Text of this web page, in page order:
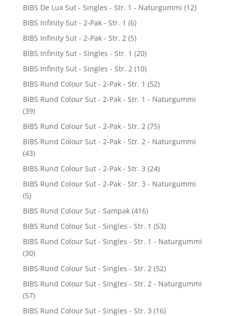
BIBS De Lux Sut - Singles - Str. 1 - Naturgummi (12)
BIBS Infinity Sut - 2-Pak - Str. 1 (6)
BIBS Infinity Sut - 2-Pak - Str. 2 (5)
BIBS Infinity Sut - Singles - Str. 1 (20)
BIBS Infinity Sut - Singles - Str. 2 (10)
BIBS Rund Colour Sut - 2-Pak - Str. 1 (52)
BIBS Rund Colour Sut - 2-Pak - Str. 1 - Naturgummi
(39)
BIBS Rund Colour Sut - 2-Pak - Str. 2 (75)
BIBS Rund Colour Sut - 2-Pak - Str. 2 - Naturgummi
(43)
BIBS Rund Colour Sut - 2-Pak - Str. 3 (24)
BIBS Rund Colour Sut - 2-Pak - Str. 3 - Naturgummi
(5)
BIBS Rund Colour Sut - Sampak (416)
BIBS Rund Colour Sut - Singles - Str. 1 (53)
BIBS Rund Colour Sut - Singles - Str. 1 - Naturgummi
(30)
BIBS Rund Colour Sut - Singles - Str. 2 (52)
BIBS Rund Colour Sut - Singles - Str. 2 - Naturgummi
(57)
BIBS Rund Colour Sut - Singles - Str. 3 (16)